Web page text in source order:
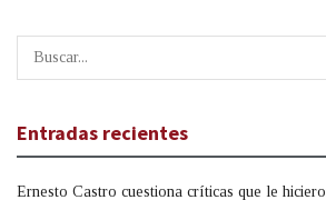
Entradas recientes
Ernesto Castro cuestiona críticas que le